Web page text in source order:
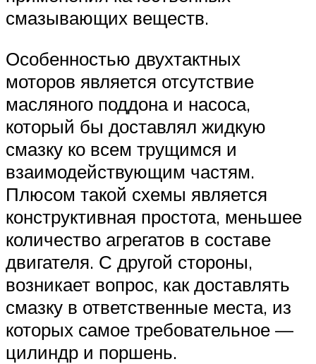
смазывающих веществ.
Особенностью двухтактных
моторов является отсутствие
масляного поддона и насоса,
который бы доставлял жидкую
смазку ко всем трущимся и
взаимодействующим частям.
Плюсом такой схемы является
конструктивная простота, меньшее
количество агрегатов в составе
двигателя. С другой стороны,
возникает вопрос, как доставлять
смазку в ответственные места, из
которых самое требовательное —
цилиндр и поршень.